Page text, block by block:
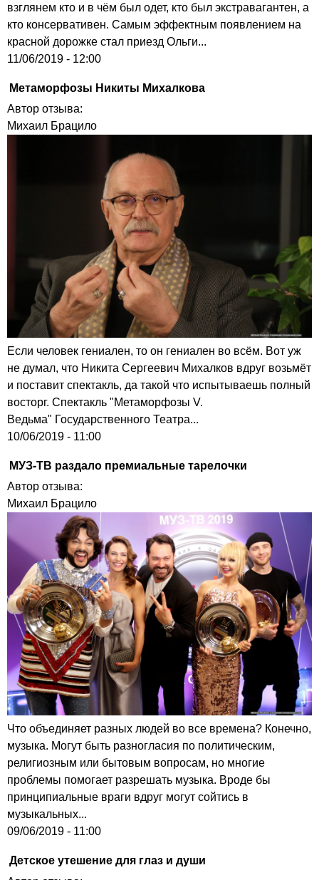
взглянем кто и в чём был одет, кто был экстравагантен, а
кто консервативен. Самым эффектным появлением на
красной дорожке стал приезд Ольги...
11/06/2019 - 12:00
Метаморфозы Никиты Михалкова
Автор отзыва:
Михаил Брацило
Если человек гениален, то он гениален во всём. Вот уж
не думал, что Никита Сергеевич Михалков вдруг возьмёт
и поставит спектакль, да такой что испытываешь полный
восторг. Спектакль "Метаморфозы V.
Ведьма" Государственного Театра...
10/06/2019 - 11:00
МУЗ-ТВ раздало премиальные тарелочки
Автор отзыва:
Михаил Брацило
Что объединяет разных людей во все времена? Конечно,
музыка. Могут быть разногласия по политическим,
религиозным или бытовым вопросам, но многие
проблемы помогает разрешать музыка. Вроде бы
принципиальные враги вдруг могут сойтись в
музыкальных...
09/06/2019 - 11:00
Детское утешение для глаз и души